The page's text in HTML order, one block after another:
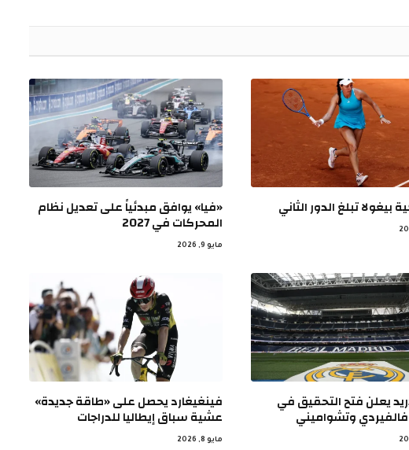
بيغولا تبلغ الدور الثاني «فيا» يوافق مبدئياً على تعديل نظام
المحركات في 2027
مايو 9, 2026
يعلن فتح التحقيق في
وتشواميني
فينغيغارد يحصل على «طاقة جديدة»
عشية سباق إيطاليا للدراجات
مايو 8, 2026